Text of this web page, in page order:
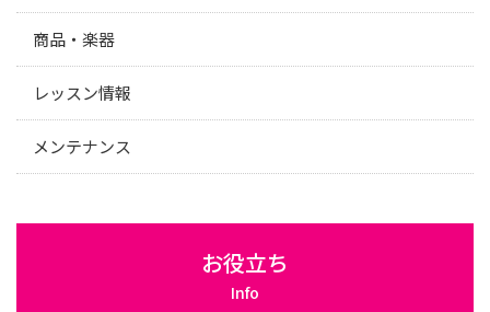
商品・楽器
レッスン情報
メンテナンス
お役立ち
Info